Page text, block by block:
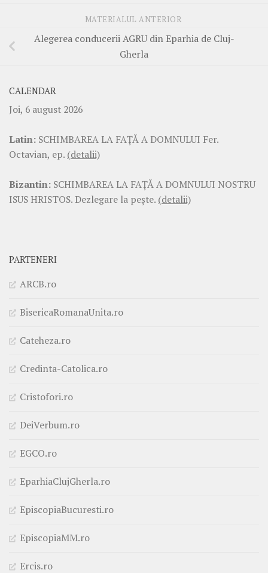
MATERIALUL ANTERIOR
Alegerea conducerii AGRU din Eparhia de Cluj-
Gherla
CALENDAR
Joi, 6 august 2026
Latin: SCHIMBAREA LA FAŢĂ A DOMNULUI Fer.
Octavian, ep. (detalii)
Bizantin: SCHIMBAREA LA FAŢĂ A DOMNULUI NOSTRU
ISUS HRISTOS. Dezlegare la pește. (detalii)
PARTENERI
ARCB.ro
BisericaRomanaUnita.ro
Cateheza.ro
Credinta-Catolica.ro
Cristofori.ro
DeiVerbum.ro
EGCO.ro
EparhiaClujGherla.ro
EpiscopiaBucuresti.ro
EpiscopiaMM.ro
Ercis.ro